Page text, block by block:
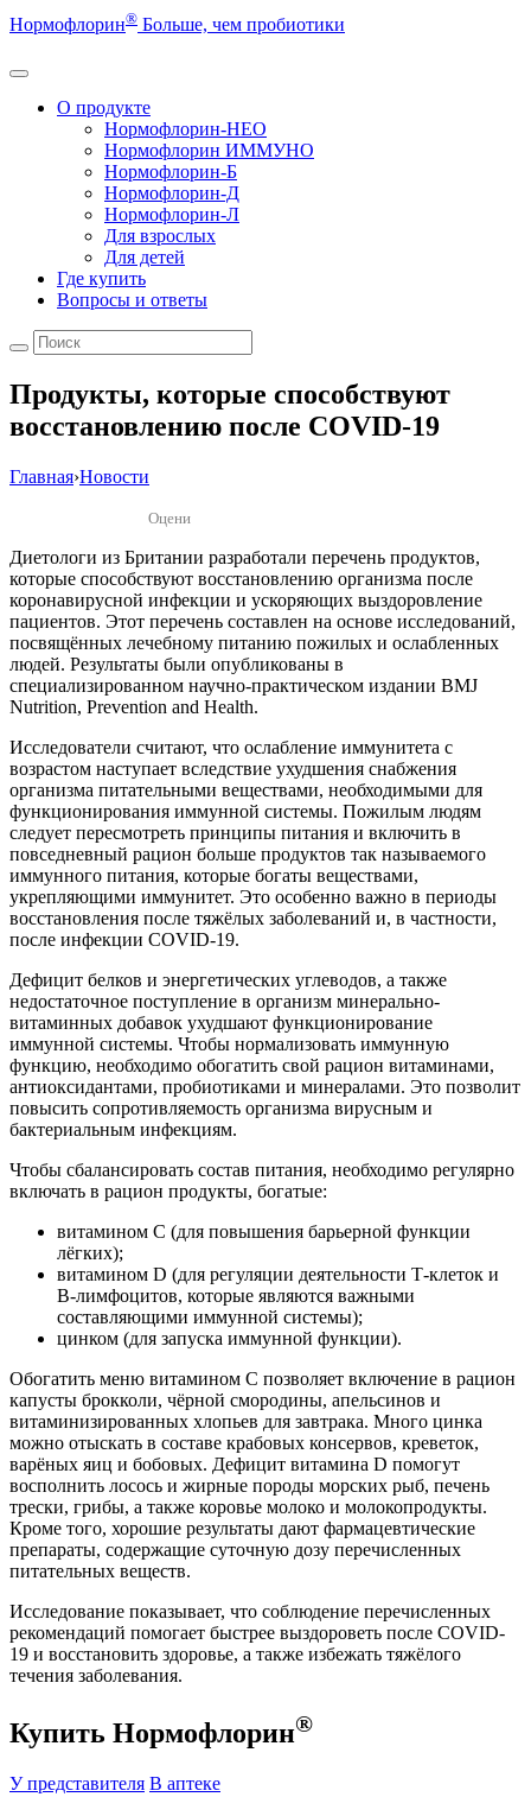
Нормофлорин® Больше, чем пробиотики
О продукте
Нормофлорин-НЕО
Нормофлорин ИММУНО
Нормофлорин-Б
Нормофлорин-Д
Нормофлорин-Л
Для взрослых
Для детей
Где купить
Вопросы и ответы
Продукты, которые способствуют
восстановлению после COVID-19
Главная›Новости
Оцени
Диетологи из Британии разработали перечень продуктов,
которые способствуют восстановлению организма после
коронавирусной инфекции и ускоряющих выздоровление
пациентов. Этот перечень составлен на основе исследований,
посвящённых лечебному питанию пожилых и ослабленных
людей. Результаты были опубликованы в
специализированном научно-практическом издании BMJ
Nutrition, Prevention and Health.
Исследователи считают, что ослабление иммунитета с
возрастом наступает вследствие ухудшения снабжения
организма питательными веществами, необходимыми для
функционирования иммунной системы. Пожилым людям
следует пересмотреть принципы питания и включить в
повседневный рацион больше продуктов так называемого
иммунного питания, которые богаты веществами,
укрепляющими иммунитет. Это особенно важно в периоды
восстановления после тяжёлых заболеваний и, в частности,
после инфекции COVID-19.
Дефицит белков и энергетических углеводов, а также
недостаточное поступление в организм минерально-
витаминных добавок ухудшают функционирование
иммунной системы. Чтобы нормализовать иммунную
функцию, необходимо обогатить свой рацион витаминами,
антиоксидантами, пробиотиками и минералами. Это позволит
повысить сопротивляемость организма вирусным и
бактериальным инфекциям.
Чтобы сбалансировать состав питания, необходимо регулярно
включать в рацион продукты, богатые:
витамином С (для повышения барьерной функции
лёгких);
витамином D (для регуляции деятельности Т-клеток и
В-лимфоцитов, которые являются важными
составляющими иммунной системы);
цинком (для запуска иммунной функции).
Обогатить меню витамином С позволяет включение в рацион
капусты брокколи, чёрной смородины, апельсинов и
витаминизированных хлопьев для завтрака. Много цинка
можно отыскать в составе крабовых консервов, креветок,
варёных яиц и бобовых. Дефицит витамина D помогут
восполнить лосось и жирные породы морских рыб, печень
трески, грибы, а также коровье молоко и молокопродукты.
Кроме того, хорошие результаты дают фармацевтические
препараты, содержащие суточную дозу перечисленных
питательных веществ.
Исследование показывает, что соблюдение перечисленных
рекомендаций помогает быстрее выздороветь после COVID-
19 и восстановить здоровье, а также избежать тяжёлого
течения заболевания.
Купить Нормофлорин®
У представителя В аптеке